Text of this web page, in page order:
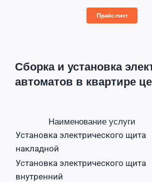
Прайс-лист
Сборка и установка
автоматов в квартире
Наименование услуги
Установка электрического щита
накладной
Установка электрического щита
внутренний